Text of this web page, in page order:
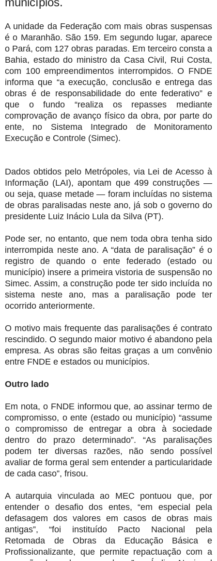
A unidade da Federação com mais obras suspensas
é o Maranhão. São 159. Em segundo lugar, aparece
o Pará, com 127 obras paradas. Em terceiro consta a
Bahia, estado do ministro da Casa Civil, Rui Costa,
com 100 empreendimentos interrompidos. O FNDE
informa que “a execução, conclusão e entrega das
obras é de responsabilidade do ente federativo” e
que o fundo “realiza os repasses mediante
comprovação de avanço físico da obra, por parte do
ente, no Sistema Integrado de Monitoramento
Execução e Controle (Simec).
Dados obtidos pelo Metrópoles, via Lei de Acesso à
Informação (LAI), apontam que 499 construções —
ou seja, quase metade — foram incluídas no sistema
de obras paralisadas neste ano, já sob o governo do
presidente Luiz Inácio Lula da Silva (PT).
Pode ser, no entanto, que nem toda obra tenha sido
interrompida neste ano. A “data de paralisação” é o
registro de quando o ente federado (estado ou
município) insere a primeira vistoria de suspensão no
Simec. Assim, a construção pode ter sido incluída no
sistema neste ano, mas a paralisação pode ter
ocorrido anteriormente.
O motivo mais frequente das paralisações é contrato
rescindido. O segundo maior motivo é abandono pela
empresa. As obras são feitas graças a um convênio
entre FNDE e estados ou municípios.
Outro lado
Em nota, o FNDE informou que, ao assinar termo de
compromisso, o ente (estado ou município) “assume
o compromisso de entregar a obra à sociedade
dentro do prazo determinado”. “As paralisações
podem ter diversas razões, não sendo possível
avaliar de forma geral sem entender a particularidade
de cada caso”, frisou.
A autarquia vinculada ao MEC pontuou que, por
entender o desafio dos entes, “em especial pela
defasagem dos valores em casos de obras mais
antigas”, “foi instituído Pacto Nacional pela
Retomada de Obras da Educação Básica e
Profissionalizante, que permite repactuação com a